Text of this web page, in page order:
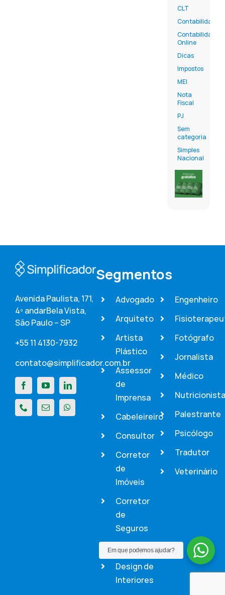
CLT
Contabilidade
Contabilidade
Online
Dicas
Impostos
MEI
Nota
Fiscal
PJ
Sem
categoria
Simples
Nacional
Avenida Paulista, 171,
4º andarBela Vista,
São Paulo – SP
+55 11 4130-7932
contato@simplificador.com.br
Segmentos
Advogado
Arquiteto
Artista
Plástico
Assessor
de
Imprensa
Cabeleireiro
Consultor
Corretor
de
Imóveis
Corretor
de
Seguros
Dentista
Design de
Interiores
Engenheiro
Fotógrafo
Jornalista
Médico
Nutricionista
Palestrante
Psicólogo
Tradutor
Veterinário
Em que podemos ajudar?